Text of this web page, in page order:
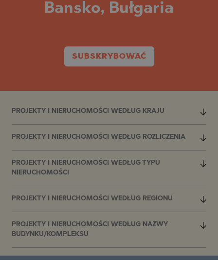
Bansko, Bułgaria
SUBSKRYBOWAĆ
PROJEKTY I NIERUCHOMOŚCI WEDŁUG KRAJU
PROJEKTY I NIERUCHOMOŚCI WEDŁUG ROZLICZENIA
PROJEKTY I NIERUCHOMOŚCI WEDŁUG TYPU
NIERUCHOMOŚCI
PROJEKTY I NIERUCHOMOŚCI WEDŁUG REGIONU
PROJEKTY I NIERUCHOMOŚCI WEDŁUG NAZWY
BUDYNKU/KOMPLEKSU